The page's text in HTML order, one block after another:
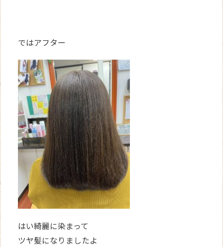
ではアフター
はい綺麗に染まって
ツヤ髪になりましたよ